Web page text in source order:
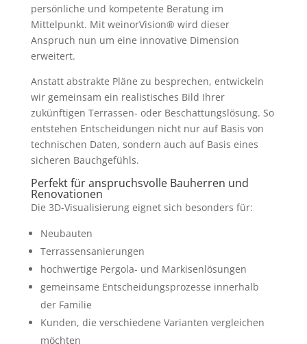
persönliche und kompetente Beratung im
Mittelpunkt. Mit weinorVision® wird dieser
Anspruch nun um eine innovative Dimension
erweitert.
Anstatt abstrakte Pläne zu besprechen, entwickeln
wir gemeinsam ein realistisches Bild Ihrer
zukünftigen Terrassen- oder Beschattungslösung. So
entstehen Entscheidungen nicht nur auf Basis von
technischen Daten, sondern auch auf Basis eines
sicheren Bauchgefühls.
Perfekt für anspruchsvolle Bauherren und
Renovationen
Die 3D-Visualisierung eignet sich besonders für:
Neubauten
Terrassensanierungen
hochwertige Pergola- und Markisenlösungen
gemeinsame Entscheidungsprozesse innerhalb
der Familie
Kunden, die verschiedene Varianten vergleichen
möchten